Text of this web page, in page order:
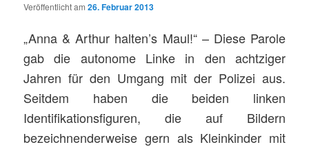
Veröffentlicht am26. Februar 2013
„Anna & Arthur halten’s Maul!“ – Diese Parole
gab die autonome Linke in den achtziger
Jahren für den Umgang mit der Polizei aus.
Seitdem haben die beiden linken
Identifikationsfiguren, die auf Bildern
bezeichnenderweise gern als Kleinkinder mit